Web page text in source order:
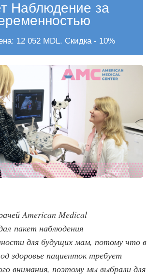
Наблюдение за
12 052 MDL. Скидка - 10%
American Medical
пакет наблюдения
для будущих мам, потому что в
здоровье пациенток требует
внимания, поэтому мы выбрали для